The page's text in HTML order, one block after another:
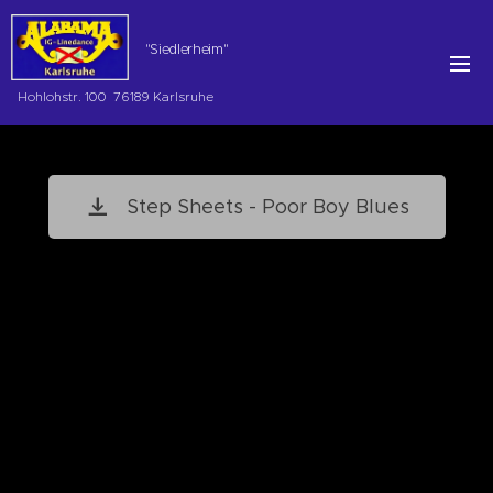
"Siedlerheim"
Hohlohstr. 100 76189 Karlsruhe
Step Sheets - Poor Boy Blues